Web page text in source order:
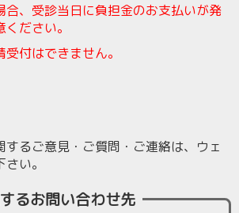
、受診当日に負担金のお支払いが発
ださい。
付はできません。
るご意見・ご質問・ご連絡は、ウェ
さい。
るお問い合わせ先